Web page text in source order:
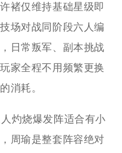
褚仅维持基础星级即
场对战同阶段六人编
日常叛军、副本挑战
家全程不用频繁更换
消耗。
灼烧爆发阵适合有小
周瑜是整套阵容绝对